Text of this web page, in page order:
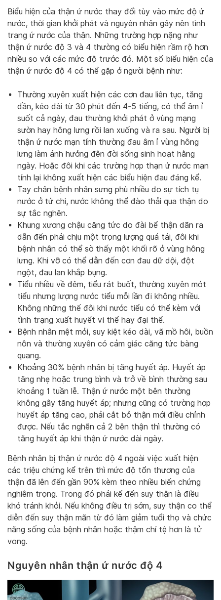
Biểu hiện của thận ứ nước thay đổi tùy vào mức độ ứ
nước, thời gian khởi phát và nguyên nhân gây nên tình
trạng ứ nước của thận. Những trường hợp nặng như
thận ứ nước độ 3 và 4 thường có biểu hiện rầm rộ hơn
nhiều so với các mức độ trước đó. Một số biểu hiện của
thận ứ nước độ 4 có thể gặp ở người bệnh như:
Thường xuyên xuất hiện các cơn đau liên tục, tăng
dần, kéo dài từ 30 phút đến 4-5 tiếng, có thể âm ỉ
suốt cả ngày, đau thường khởi phát ở vùng mạng
sườn hay hông lưng rồi lan xuống và ra sau. Người bị
thận ứ nước mạn tính thường đau âm ỉ vùng hông
lưng làm ảnh hưởng đên đời sống sinh hoạt hằng
ngày. Hoặc đôi khi các trường hợp thạn ứ nước mạn
tính lại không xuất hiện các biểu hiện đau đáng kể.
Tay chân bệnh nhân sưng phù nhiều do sự tích tụ
nước ở tứ chi, nước không thể đào thải qua thận do
sự tắc nghẽn.
Khung xương chậu căng tức do đài bể thận dãn ra
dẫn đến phải chịu một trọng lượng quá tải, đôi khi
bệnh nhân có thể sờ thấy một khối rõ ở vùng hông
lưng. Khi vỡ có thể dẫn đến cơn đau dữ dội, đột
ngột, đau lan khắp bụng.
Tiểu nhiều về đêm, tiểu rát buốt, thường xuyên mót
tiểu nhưng lượng nước tiểu mỗi lần đi không nhiều.
Không những thế đôi khi nước tiểu có thể kèm với
tình trạng xuất huyết vi thể hay đại thể.
Bệnh nhân mệt mỏi, suy kiệt kéo dài, vã mồ hôi, buồn
nôn và thường xuyên có cảm giác căng tức bàng
quang.
Khoảng 30% bệnh nhân bị tăng huyết áp. Huyết áp
tăng nhẹ hoặc trung bình và trở về bình thường sau
khoảng 1 tuần lễ. Thận ứ nước một bên thường
không gây tăng huyết áp; nhưng cũng có trường hợp
huyết áp tăng cao, phải cắt bỏ thận mới điều chỉnh
được. Nếu tắc nghẽn cả 2 bên thận thì thường có
tăng huyết áp khi thận ứ nước dài ngày.
Bệnh nhân bị thận ứ nước độ 4 ngoài việc xuất hiện
các triệu chứng kể trên thì mức độ tổn thương của
thận đã lên đến gần 90% kèm theo nhiều biến chứng
nghiêm trọng. Trong đó phải kể đến suy thận là điều
khó tránh khỏi. Nếu không điều trị sớm, suy thận co thể
diễn đến suy thận mãn từ đó làm giảm tuổi thọ và chức
năng sống của bệnh nhân hoặc thậm chí tệ hơn là tử
vong.
Nguyên nhân thận ứ nước độ 4